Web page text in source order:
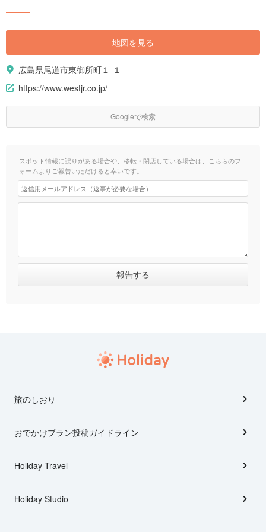
地図を見る
広島県尾道市東御所町１-１
https://www.westjr.co.jp/
Googleで検索
スポット情報に誤りがある場合や、移転・閉店している場合は、こちらのフ
ォームよりご報告いただけると幸いです。
旅のしおり
おでかけプラン投稿ガイドライン
Holiday Travel
Holiday Studio